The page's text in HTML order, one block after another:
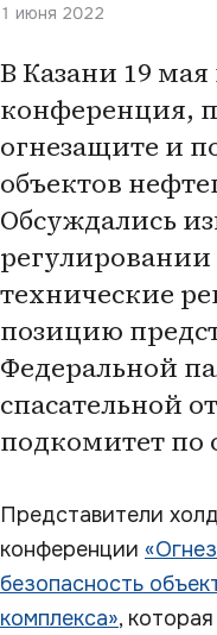
1 июня 2022
В Казани 19
конференция,
огнезащите и
объектов
Обсуждались
технические
позицию
Федеральной
спасательной
подкомитет по
Представители
конференции
безопасность
комплекса»,